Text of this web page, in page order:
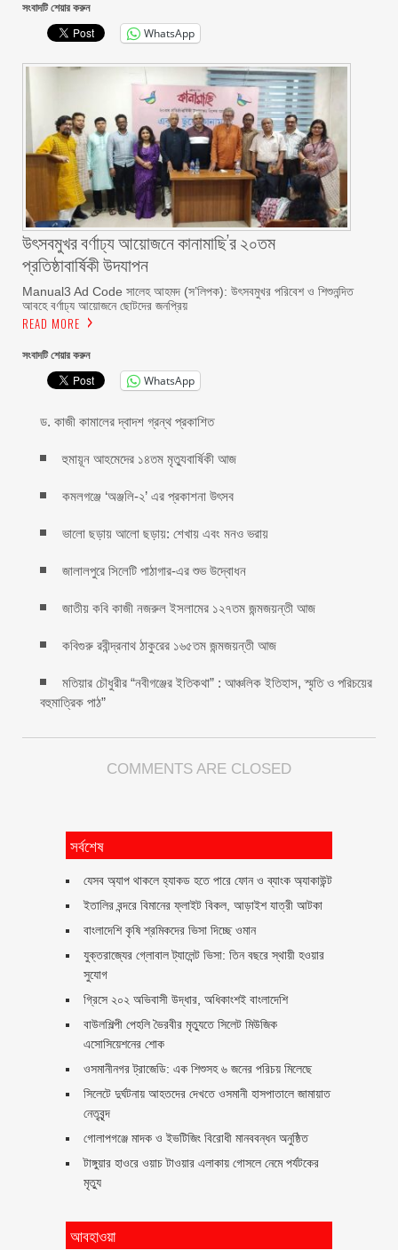
সংবাদটি শেয়ার করুন
WhatsApp
উৎসবমুখর বর্ণাঢ্য আয়োজনে কানামাছি’র ২০তম
প্রতিষ্ঠাবার্ষিকী উদযাপন
Manual3 Ad Code সালেহ আহমদ (স’লিপক): উৎসবমুখর পরিবেশ ও শিশুনন্দিত
আবহে বর্ণাঢ্য আয়োজনে ছোটদের জনপ্রিয়
READ MORE
সংবাদটি শেয়ার করুন
WhatsApp
ড. কাজী কামালের দ্বাদশ গ্রন্থ প্রকাশিত
হুমায়ূন আহমেদের ১৪তম মৃত্যুবার্ষিকী আজ
কমলগঞ্জে ‘অঞ্জলি-২’ এর প্রকাশনা উৎসব
ভালো ছড়ায় আলো ছড়ায়: শেখায় এবং মনও ভরায়
জালালপুরে সিলেটি পাঠাগার-এর শুভ উদ্বোধন
জাতীয় কবি কাজী নজরুল ইসলামের ১২৭তম জন্মজয়ন্তী আজ
কবিগুরু রবীন্দ্রনাথ ঠাকুরের ১৬৫তম জন্মজয়ন্তী আজ
মতিয়ার চৌধুরীর “নবীগঞ্জের ইতিকথা” : আঞ্চলিক ইতিহাস, স্মৃতি ও পরিচয়ের
বহুমাত্রিক পাঠ”
COMMENTS ARE CLOSED
সর্বশেষ
যেসব অ্যাপ থাকলে হ্যাকড হতে পারে ফোন ও ব্যাংক অ্যাকাউন্ট
ইতালির বন্দরে বিমানের ফ্লাইট বিকল, আড়াইশ যাত্রী আটকা
বাংলাদেশি কৃষি শ্রমিকদের ভিসা দিচ্ছে ওমান
যুক্তরাজ্যের গ্লোবাল ট্যালেন্ট ভিসা: তিন বছরে স্থায়ী হওয়ার
সুযোগ
গ্রিসে ২০২ অভিবাসী উদ্ধার, অধিকাংশই বাংলাদেশি
বাউলশিল্পী পেহলি ভৈরবীর মৃত্যুতে সিলেট মিউজিক
এসোসিয়েশনের শোক
ওসমানীনগর ট্রাজেডি: এক শিশুসহ ৬ জনের পরিচয় মিলেছে
সিলেটে দুর্ঘটনায় আহতদের দেখতে ওসমানী হাসপাতালে জামায়াত
নেতৃবৃন্দ
গোলাপগঞ্জে মাদক ও ইভটিজিং বিরোধী মানববন্ধন অনুষ্ঠিত
টাঙ্গুয়ার হাওরে ওয়াচ টাওয়ার এলাকায় গোসলে নেমে পর্যটকের
মৃত্যু
আবহাওয়া